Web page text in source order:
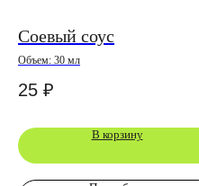
Соевый соус
Объем: 30 мл
25 ₽
В корзину